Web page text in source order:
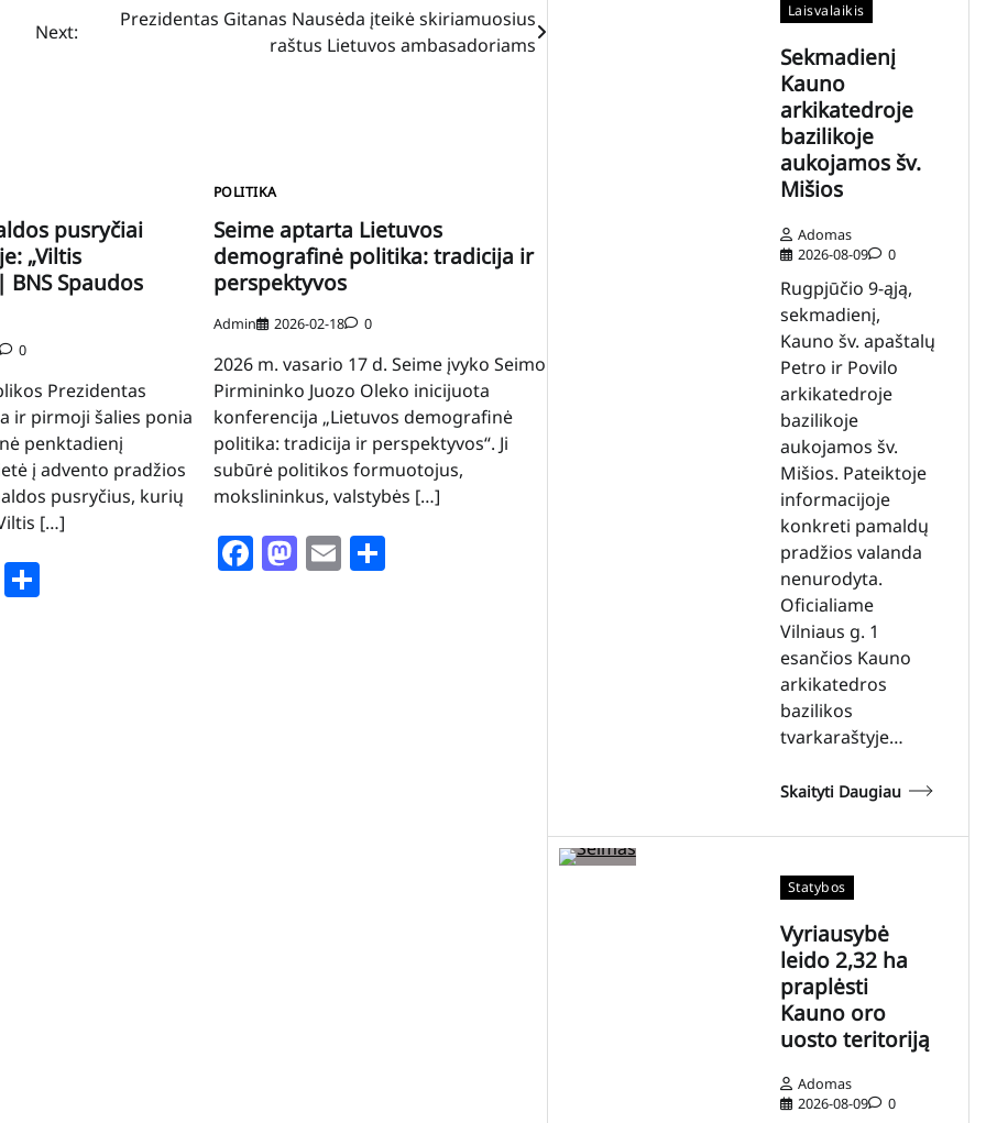
Next:
Prezidentas Gitanas Nausėda įteikė skiriamuosius
raštus Lietuvos ambasadoriams
pusryčiai
„Viltis
Spaudos
0
Prezidentas
ir pirmoji šalies ponia
penktadienį
į advento pradžios
pusryčius, kurių
[…]
Email
POLITIKA
Seime aptarta Lietuvos
demografinė politika: tradicija ir
perspektyvos
Admin 2026-02-18 0
2026 m. vasario 17 d. Seime įvyko Seimo
Pirmininko Juozo Oleko inicijuota
konferencija „Lietuvos demografinė
politika: tradicija ir perspektyvos“. Ji
subūrė politikos formuotojus,
mokslininkus, valstybės […]
Facebook
Mastodon
EmailShare
Laisvalaikis
Sekmadienį
Kauno
arkikatedroje
bazilikoje
aukojamos šv.
Mišios
Adomas
2026-08-09
0
Rugpjūčio 9-ąją,
sekmadienį,
Kauno šv. apaštalų
Petro ir Povilo
arkikatedroje
bazilikoje
aukojamos šv.
Mišios. Pateiktoje
informacijoje
konkreti pamaldų
pradžios valanda
nenurodyta.
Oficialiame
Vilniaus g. 1
esančios Kauno
arkikatedros
bazilikos
tvarkaraštyje…
Skaityti Daugiau
Statybos
Vyriausybė
leido 2,32 ha
praplėsti
Kauno oro
uosto teritoriją
Adomas
2026-08-09
0